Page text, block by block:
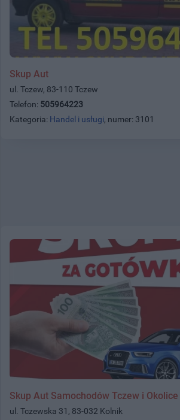
Skup Aut
ul. Tczew, 83-110 Tczew
Telefon: 505964223
Kategoria: Handel i usługi, numer: 3101
Skup Aut Samochodów Tczew i Okolice
ul. Tczewska 31, 83-032 Kolnik